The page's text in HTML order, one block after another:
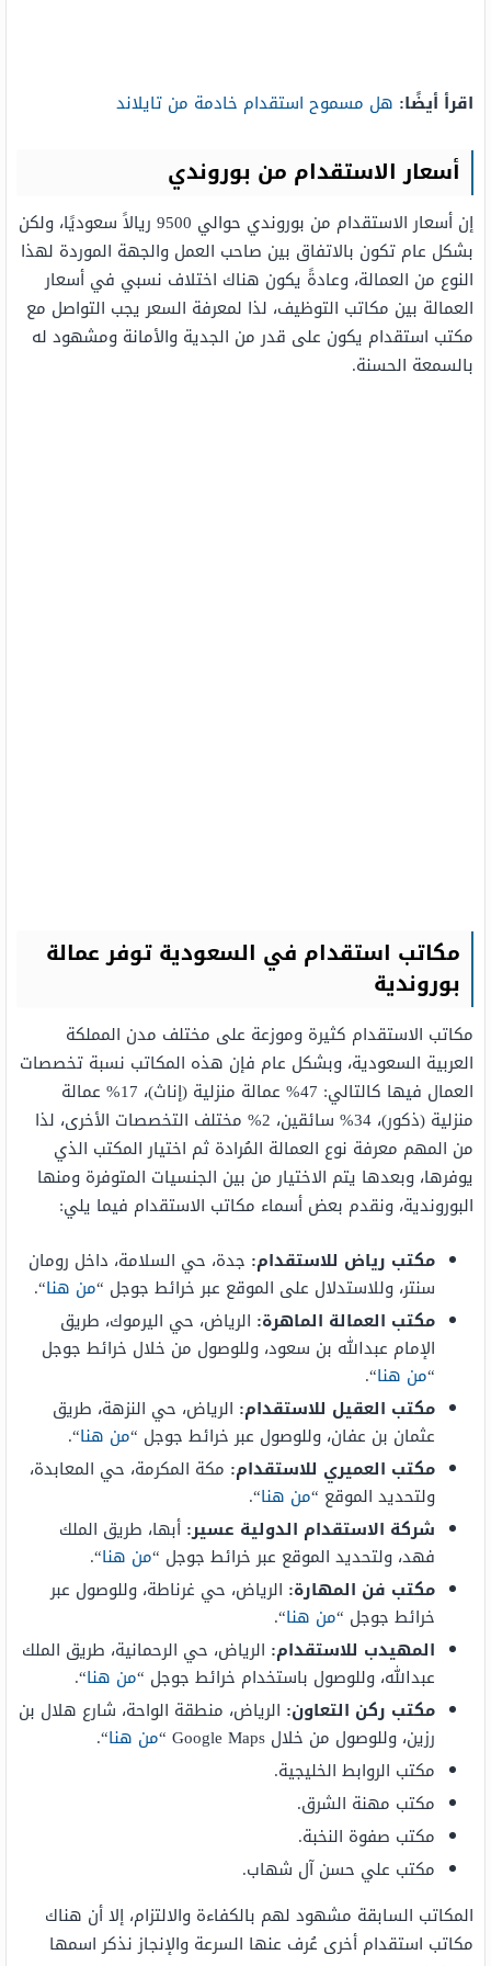
اقرأ أيضًا: هل مسموح استقدام خادمة من تايلاند
أسعار الاستقدام من بوروندي
إن أسعار الاستقدام من بوروندي حوالي 9500 ريالاً سعوديًا، ولكن
بشكل عام تكون بالاتفاق بين صاحب العمل والجهة الموردة لهذا
النوع من العمالة، وعادةً يكون هناك اختلاف نسبي في أسعار
العمالة بين مكاتب التوظيف، لذا لمعرفة السعر يجب التواصل مع
مكتب استقدام يكون على قدر من الجدية والأمانة ومشهود له
بالسمعة الحسنة.
مكاتب استقدام في السعودية توفر عمالة
بوروندية
مكاتب الاستقدام كثيرة وموزعة على مختلف مدن المملكة
العربية السعودية، وبشكل عام فإن هذه المكاتب نسبة تخصصات
العمال فيها كالتالي: 47% عمالة منزلية (إناث)، 17% عمالة
منزلية (ذكور)، 34% سائقين، 2% مختلف التخصصات الأخرى، لذا
من المهم معرفة نوع العمالة المُرادة ثم اختيار المكتب الذي
يوفرها، وبعدها يتم الاختيار من بين الجنسيات المتوفرة ومنها
البوروندية، ونقدم بعض أسماء مكاتب الاستقدام فيما يلي:
مكتب رياض للاستقدام: جدة، حي السلامة، داخل رومان
سنتر، وللاستدلال على الموقع عبر خرائط جوجل “من هنا“.
مكتب العمالة الماهرة: الرياض، حي اليرموك، طريق
الإمام عبدالله بن سعود، وللوصول من خلال خرائط جوجل
“من هنا“.
مكتب العقيل للاستقدام: الرياض، حي النزهة، طريق
عثمان بن عفان، وللوصول عبر خرائط جوجل “من هنا“.
مكتب العميري للاستقدام: مكة المكرمة، حي المعابدة،
ولتحديد الموقع “من هنا“.
شركة الاستقدام الدولية عسير: أبها، طريق الملك
فهد، ولتحديد الموقع عبر خرائط جوجل “من هنا“.
مكتب فن المهارة: الرياض، حي غرناطة، وللوصول عبر
خرائط جوجل “من هنا“.
المهيدب للاستقدام: الرياض، حي الرحمانية، طريق الملك
عبدالله، وللوصول باستخدام خرائط جوجل “من هنا“.
مكتب ركن التعاون: الرياض، منطقة الواحة، شارع هلال بن
رزين، وللوصول من خلال Google Maps “
من هنا“.
مكتب الروابط الخليجية.
مكتب مهنة الشرق.
مكتب صفوة النخبة.
مكتب علي حسن آل شهاب.
المكاتب السابقة مشهود لهم بالكفاءة والالتزام، إلا أن هناك
مكاتب استقدام أخرى عُرف عنها السرعة والإنجاز نذكر اسمها